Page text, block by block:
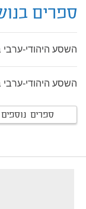
ספרים
השסע היהודי-
השסע היהודי-
ספרים נוספים